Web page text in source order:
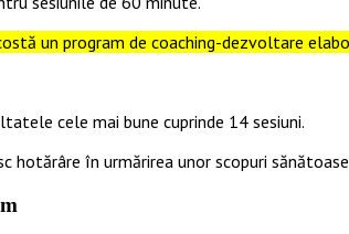
un program de coaching-dezvoltare
cele mai bune cuprinde 14 sesiuni.
în urmărirea unor scopuri